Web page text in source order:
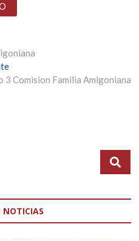
Entrada
siguiente:
3 Comision Familia Amigoniana